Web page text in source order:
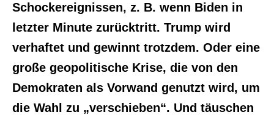
Schockereignissen, z. B. wenn Biden in
letzter Minute zurücktritt. Trump wird
verhaftet und gewinnt trotzdem. Oder eine
große geopolitische Krise, die von den
Demokraten als Vorwand genutzt wird, um
die Wahl zu „verschieben“. Und täuschen